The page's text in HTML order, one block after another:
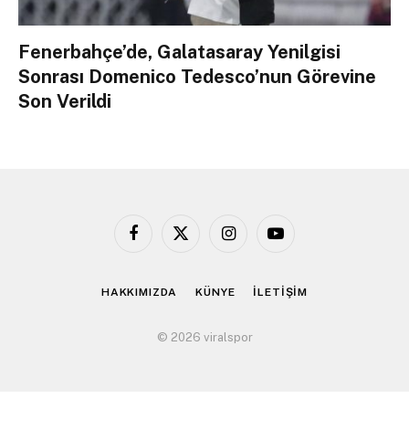
Fenerbahçe’de, Galatasaray Yenilgisi
Sonrası Domenico Tedesco’nun Görevine
Son Verildi
Facebook
X
InstagramYouTube
HAKKIMIZDA KÜNYE İLETİŞİM
© 2026 viralspor